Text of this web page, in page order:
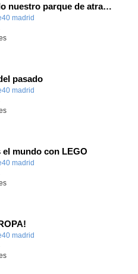
Construyendo nuestro parque de atracciones
madrid
pasado
madrid
mundo con LEGO
madrid
madrid